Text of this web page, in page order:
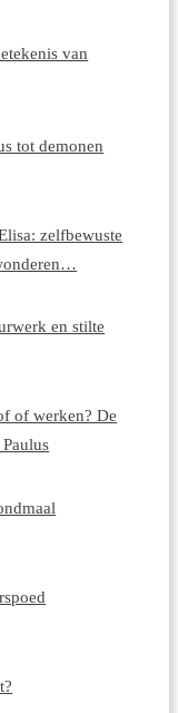
van
tot demonen
zelfbewuste
en stilte
of werken? De